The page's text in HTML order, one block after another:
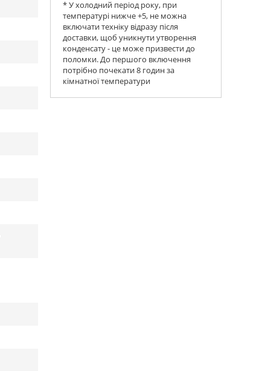
* У холодний період року, при
температурі нижче +5, не можна
включати техніку відразу після
доставки, щоб уникнути утворення
конденсату - це може призвести до
поломки. До першого включення
потрібно почекати 8 годин за
кімнатної температури